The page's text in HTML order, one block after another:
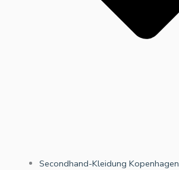
Secondhand-Kleidung Kopenhagen